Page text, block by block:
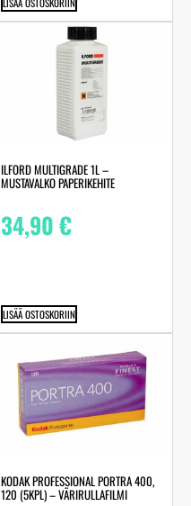
ILFORD MULTIGRADE 1L –
MUSTAVALKO PAPERIKEHITE
34,90€
LISÄÄ OSTOSKORIIN
KODAK PROFESSIONAL PORTRA 400,
120 (5KPL) – VÄRIRULLAFILMI